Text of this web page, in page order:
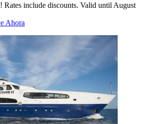
Rates include discounts. Valid until August
Ahora